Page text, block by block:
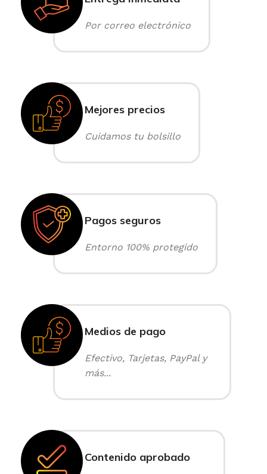
Por correo electrónico
Mejores precios
Cuidamos tu bolsillo
Pagos seguros
Entorno 100% protegido
Medios de pago
Efectivo, Tarjetas, PayPal y
más...
Contenido aprobado